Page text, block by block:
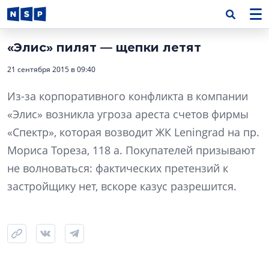
«Элис» пилят — щепки летят
21 сентября 2015 в 09:40
Из-за корпоративного конфликта в компании
«Элис» возникла угроза ареста счетов фирмы
«Спектр», которая возводит ЖК Leningrad на пр.
Мориса Тореза, 118 а. Покупателей призывают
не волноваться: фактических претензий к
застройщику нет, вскоре казус разрешится.